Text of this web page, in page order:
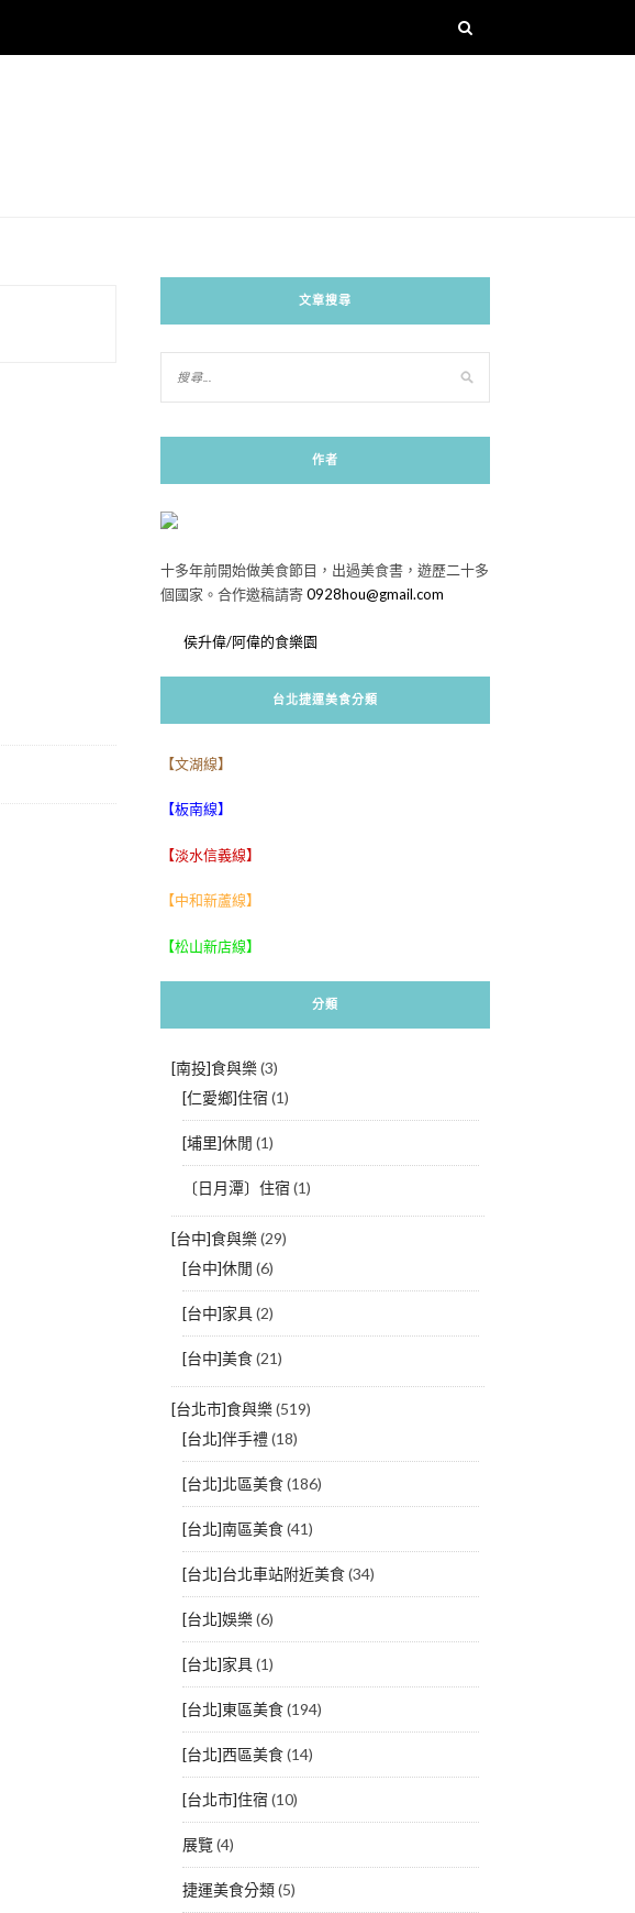
文章搜尋
作者
十多年前開始做美食節目，出過美食書，遊歷二十多
個國家。合作邀稿請寄0928hou@gmail.com
侯升偉/阿偉的食樂園
台北捷運美食分類
【文湖線】
【板南線】
【淡水信義線】
【中和新蘆線】
【松山新店線】
分類
[南投]食與樂(3)
[仁愛鄉]住宿 (1)
[埔里]休閒 (1)
〔日月潭〕住宿 (1)
[台中]食與樂(29)
[台中]休閒 (6)
[台中]家具(2)
[台中]美食(21)
[台北市]食與樂(519)
[台北]伴手禮(18)
[台北]北區美食(186)
[台北]南區美食(41)
[台北]台北車站附近美食(34)
[台北]娛樂(6)
[台北]家具(1)
[台北]東區美食(194)
[台北]西區美食(14)
[台北市]住宿 (10)
展覽(4)
捷運美食分類(5)